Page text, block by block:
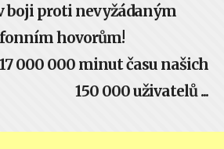
boji proti nevyžádaným
hovorům!
000 000 minut času našich
150 000 uživatelů ...